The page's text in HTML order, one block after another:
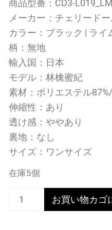
商品型番：CD3-
メーカー：チェリード
カラー：ブラック | ライ
柄：無地
輸入国：日本
モデル：林檎蜜紀
素材：ポリエステル
伸縮性：あり
透け感：ややあり
裏地：なし
サイズ：ワンサイズ
在庫5個
お買い物カゴ